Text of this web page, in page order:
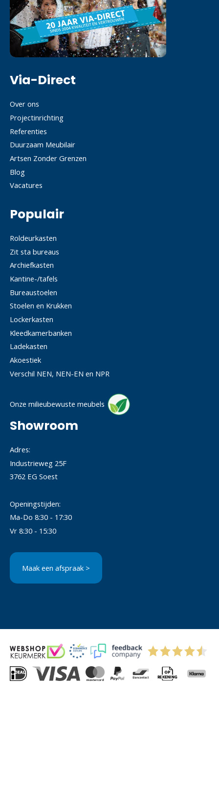
Via-Direct
Over ons
Projectinrichting
Referenties
Duurzaam Meubilair
Artsen Zonder Grenzen
Blog
Vacatures
Populair
Roldeurkasten
Zit sta bureaus
Archiefkasten
Kantine-/tafels
Bureaustoelen
Stoelen en Krukken
Lockerkasten
Kleedkamerbanken
Ladekasten
Akoestiek
Verschil NEN, NEN-EN en NPR
Onze milieubewuste meubels
Showroom
Adres:
Industrieweg 25F
3762 EG Soest
Openingstijden:
Ma-Do 8:30 - 17:30
Vr 8:30 - 15:30
Maak een afspraak >